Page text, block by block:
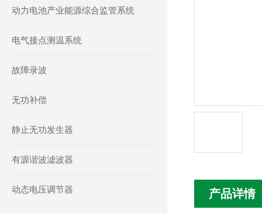
动力电池产业能源综合监管系统
电气接点测温系统
故障录波
无功补偿
静止无功发生器
有源谐波滤波器
动态电压调节器 产品详情